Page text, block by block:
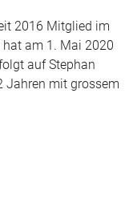
2016 Mitglied im
am 1. Mai 2020
auf Stephan
Jahren mit grossem